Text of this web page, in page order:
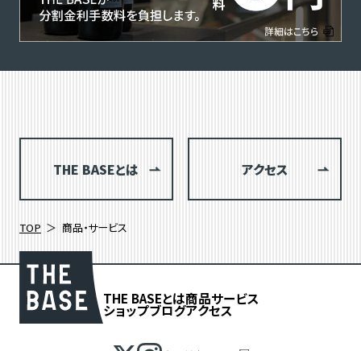
THE BASEとは アクセス
TOP 商品・サービス
THE BASEとは商品サービス
ショップブログアクセス